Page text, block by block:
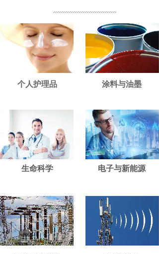
个人护理品 涂料与油墨
电子与新能源
生命科学